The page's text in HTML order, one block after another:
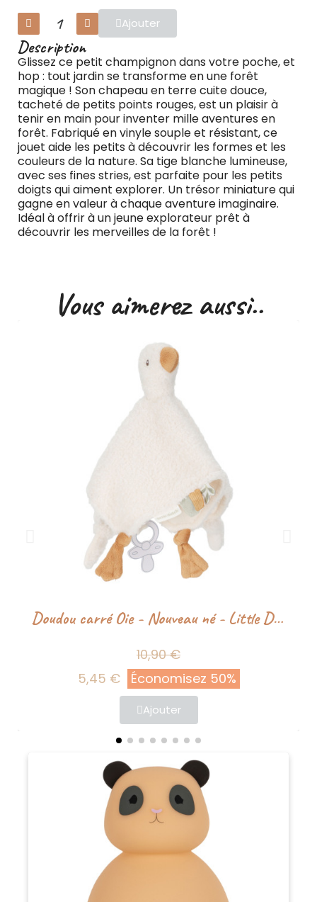
Ajouter
Description
Glissez ce petit champignon dans votre poche, et
hop : tout jardin se transforme en une forêt
magique ! Son chapeau en terre cuite douce,
tacheté de petits points rouges, est un plaisir à
tenir en main pour inventer mille aventures en
forêt. Fabriqué en vinyle souple et résistant, ce
jouet aide les petits à découvrir les formes et les
couleurs de la nature. Sa tige blanche lumineuse,
avec ses fines stries, est parfaite pour les petits
doigts qui aiment explorer. Un trésor miniature qui
gagne en valeur à chaque aventure imaginaire.
Idéal à offrir à un jeune explorateur prêt à
découvrir les merveilles de la forêt !
Vous aimerez aussi..
Doudou carré Oie - Nouveau né - Little Dutch
10,90 €
5,45 €
Économisez 50%
Ajouter